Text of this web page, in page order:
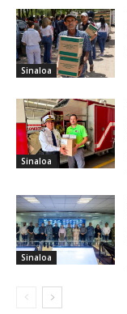
Sinaloa
Sinaloa
Sinaloa